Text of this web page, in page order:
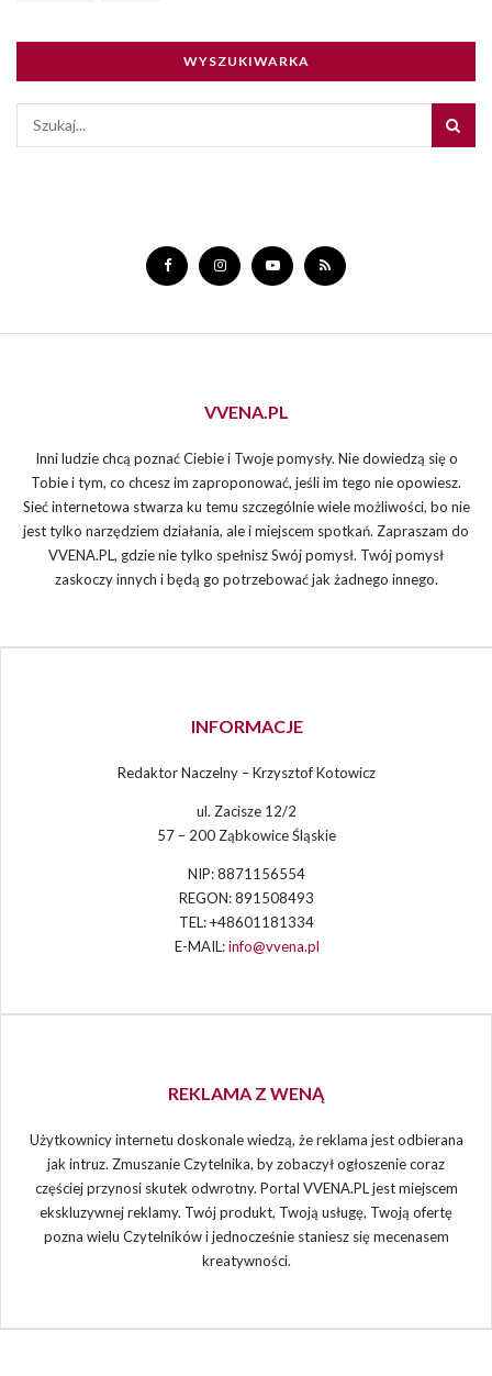
WYSZUKIWARKA
VVENA.PL
Inni ludzie chcą poznać Ciebie i Twoje pomysły. Nie dowiedzą się o
Tobie i tym, co chcesz im zaproponować, jeśli im tego nie opowiesz.
Sieć internetowa stwarza ku temu szczególnie wiele możliwości, bo nie
jest tylko narzędziem działania, ale i miejscem spotkań. Zapraszam do
VVENA.PL, gdzie nie tylko spełnisz Swój pomysł. Twój pomysł
zaskoczy innych i będą go potrzebować jak żadnego innego.
INFORMACJE
Redaktor Naczelny – Krzysztof Kotowicz
ul. Zacisze 12/2
57 – 200 Ząbkowice Śląskie
NIP: 8871156554
REGON: 891508493
TEL: +48601181334
E-MAIL:info@vvena.pl
REKLAMA Z WENĄ
Użytkownicy internetu doskonale wiedzą, że reklama jest odbierana
jak intruz. Zmuszanie Czytelnika, by zobaczył ogłoszenie coraz
częściej przynosi skutek odwrotny. Portal VVENA.PL jest miejscem
ekskluzywnej reklamy. Twój produkt, Twoją usługę, Twoją ofertę
pozna wielu Czytelników i jednocześnie staniesz się mecenasem
kreatywności.